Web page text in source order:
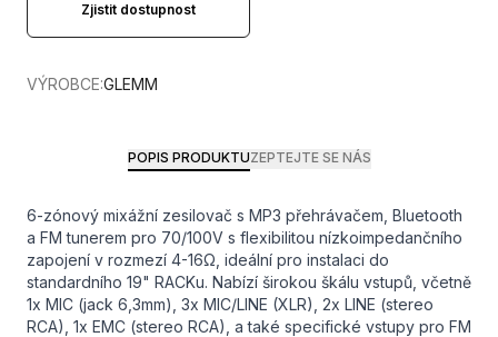
Zjistit dostupnost
VÝROBCE:GLEMM
POPIS PRODUKTUZEPTEJTE SE NÁS
6-zónový mixážní zesilovač s MP3 přehrávačem, Bluetooth
a FM tunerem pro 70/100V s flexibilitou nízkoimpedančního
zapojení v rozmezí 4-16Ω, ideální pro instalaci do
standardního 19" RACKu. Nabízí širokou škálu vstupů, včetně
1x MIC (jack 6,3mm), 3x MIC/LINE (XLR), 2x LINE (stereo
RCA), 1x EMC (stereo RCA), a také specifické vstupy pro FM